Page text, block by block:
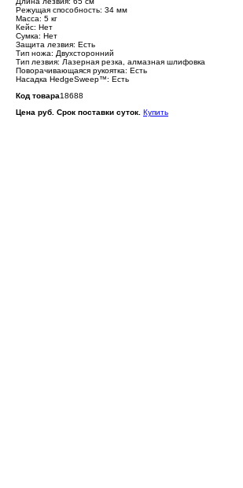
Режущая способность: 34 мм
Масса: 5 кг
Кейс: Нет
Сумка: Нет
Защита лезвия: Есть
Тип ножа: Двухсторонний
Тип лезвия: Лазерная резка, алмазная шлифовка
Поворачивающаяся рукоятка: Есть
Насадка HedgeSweep™: Есть
Код товара18688
Цена руб. Срок поставки суток. Купить